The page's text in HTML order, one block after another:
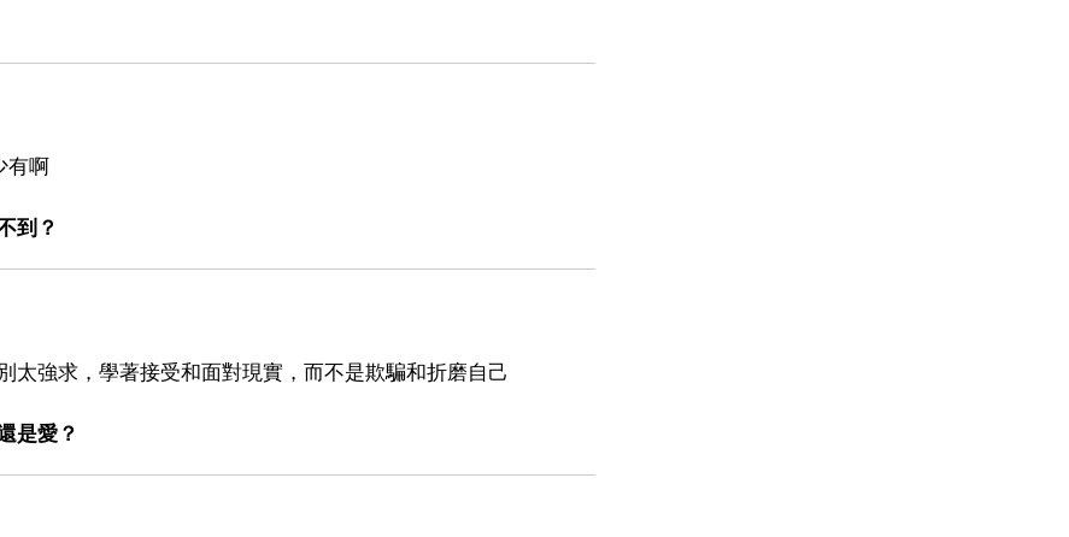
有啊
到？
太強求，學著接受和面對現實，而不是欺騙和折磨自己
是愛？